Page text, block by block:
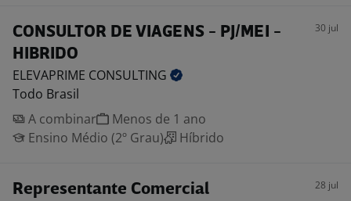
CONSULTOR DE VIAGENS - PJ/MEI -
HIBRIDO
30 jul
ELEVAPRIME CONSULTING
Todo Brasil
A combinar
Menos de 1 ano
Ensino Médio (2º Grau)
Híbrido
Representante Comercial 28 jul